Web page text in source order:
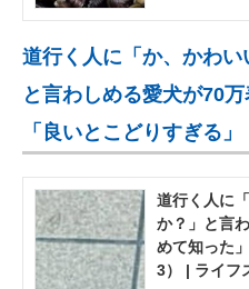
道行く人に「か、かわ
と言わしめる愛犬が70
「良いとこどりすぎる」
道行く人に
か？」と言
めて知った
3） | ライフ